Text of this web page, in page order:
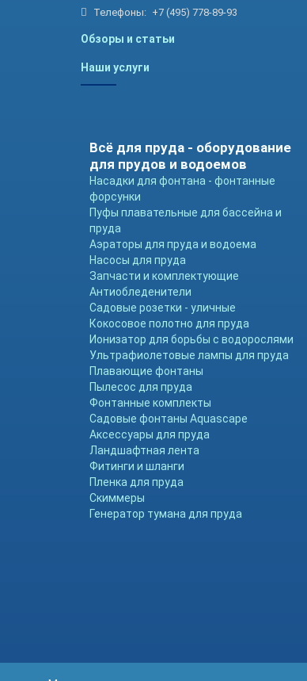
Телефоны: +7 (495) 778-89-93
Обзоры и статьи
Наши услуги
Всё для пруда - оборудование
для прудов и водоемов
Насадки для фонтана - фонтанные
форсунки
Пуфы плавательные для бассейна и
пруда
Аэраторы для пруда и водоема
Насосы для пруда
Запчасти и комплектующие
Антиобледенители
Садовые розетки - уличные
Кокосовое полотно для пруда
Ионизатор для борьбы с водорослями
Ультрафиолетовые лампы для пруда
Плавающие фонтаны
Пылесос для пруда
Фонтанные комплекты
Садовые фонтаны Aquascape
Аксессуары для пруда
Ландшафтная лента
Фитинги и шланги
Пленка для пруда
Скиммеры
Генератор тумана для пруда